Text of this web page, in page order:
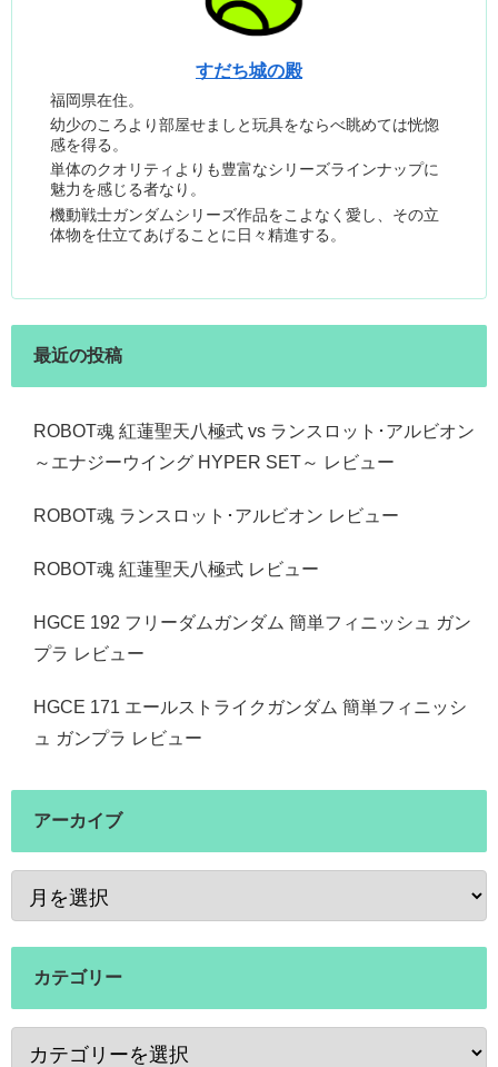
すだち城の殿
福岡県在住。
幼少のころより部屋せましと玩具をならべ眺めては恍惚
感を得る。
単体のクオリティよりも豊富なシリーズラインナップに
魅力を感じる者なり。
機動戦士ガンダムシリーズ作品をこよなく愛し、その立
体物を仕立てあげることに日々精進する。
最近の投稿
ROBOT魂 紅蓮聖天八極式 vs ランスロット･アルビオン
～エナジーウイング HYPER SET～ レビュー
ROBOT魂 ランスロット･アルビオン レビュー
ROBOT魂 紅蓮聖天八極式 レビュー
HGCE 192 フリーダムガンダム 簡単フィニッシュ ガン
プラ レビュー
HGCE 171 エールストライクガンダム 簡単フィニッシ
ュ ガンプラ レビュー
アーカイブ
カテゴリー